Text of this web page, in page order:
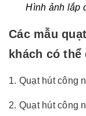
Hình ảnh lắp
Các mẫu
khách có thể
1. Quạt hút công
2. Quạt hút công